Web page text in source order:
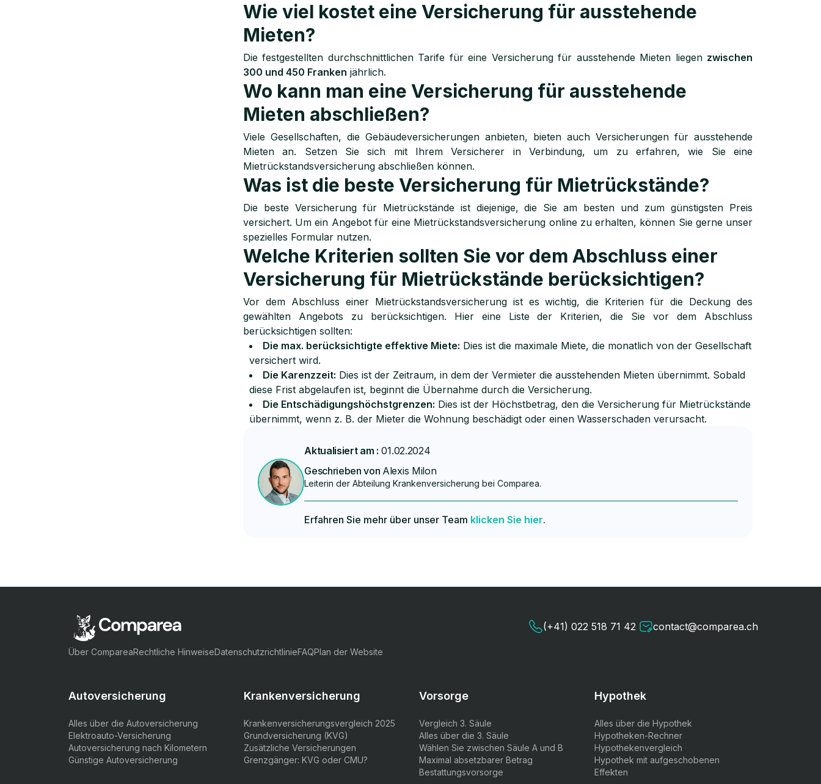
Wie viel kostet eine Versicherung für ausstehende
Mieten?
Die festgestellten durchschnittlichen Tarife für eine Versicherung für ausstehende Mieten liegen zwischen
300 und 450 Franken jährlich.
Wo kann man eine Versicherung für ausstehende
Mieten abschließen?
Viele Gesellschaften, die Gebäudeversicherungen anbieten, bieten auch Versicherungen für ausstehende
Mieten an. Setzen Sie sich mit Ihrem Versicherer in Verbindung, um zu erfahren, wie Sie eine
Mietrückstandsversicherung abschließen können.
Was ist die beste Versicherung für Mietrückstände?
Die beste Versicherung für Mietrückstände ist diejenige, die Sie am besten und zum günstigsten Preis
versichert. Um ein Angebot für eine Mietrückstandsversicherung online zu erhalten, können Sie gerne unser
spezielles Formular nutzen.
Welche Kriterien sollten Sie vor dem Abschluss einer
Versicherung für Mietrückstände berücksichtigen?
Vor dem Abschluss einer Mietrückstandsversicherung ist es wichtig, die Kriterien für die Deckung des
gewählten Angebots zu berücksichtigen. Hier eine Liste der Kriterien, die Sie vor dem Abschluss
berücksichtigen sollten:
Die max. berücksichtigte effektive Miete: Dies ist die maximale Miete, die monatlich von der Gesellschaft
versichert wird.
Die Karenzzeit: Dies ist der Zeitraum, in dem der Vermieter die ausstehenden Mieten übernimmt. Sobald
diese Frist abgelaufen ist, beginnt die Übernahme durch die Versicherung.
Die Entschädigungshöchstgrenzen: Dies ist der Höchstbetrag, den die Versicherung für Mietrückstände
übernimmt, wenn z. B. der Mieter die Wohnung beschädigt oder einen Wasserschaden verursacht.
Aktualisiert am : 01.02.2024
Geschrieben von Alexis Milon
Leiterin der Abteilung Krankenversicherung bei Comparea.
Erfahren Sie mehr über unser Team klicken Sie hier.
(+41) 022 518 71 42 contact@comparea.ch
Über CompareaRechtliche HinweiseDatenschutzrichtlinieFAQPlan der Website
Autoversicherung
Alles über die Autoversicherung
Elektroauto-Versicherung
Autoversicherung nach Kilometern
Günstige Autoversicherung
Krankenversicherung
Krankenversicherungsvergleich 2025
Grundversicherung (KVG)
Zusätzliche Versicherungen
Grenzgänger: KVG oder CMU?
Vorsorge
Vergleich 3. Säule
Alles über die 3. Säule
Wählen Sie zwischen Säule A und B
Maximal absetzbarer Betrag
Bestattungsvorsorge
Hypothek
Alles über die Hypothek
Hypotheken-Rechner
Hypothekenvergleich
Hypothek mit aufgeschobenen
Effekten